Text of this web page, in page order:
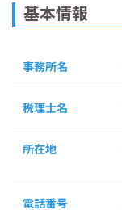
基本情報
事務所名
税理士名
所在地
電話番号